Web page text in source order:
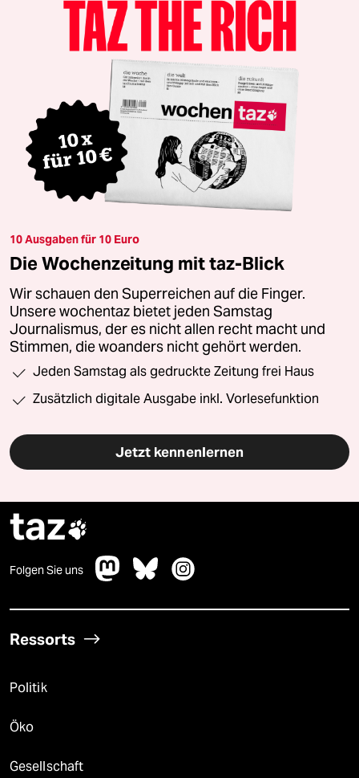
10 Ausgaben für 10 Euro
Die Wochenzeitung mit taz-Blick
Wir schauen den Superreichen auf die Finger.
Unsere wochentaz bietet jeden Samstag
Journalismus, der es nicht allen recht macht und
Stimmen, die woanders nicht gehört werden.
Jeden Samstag als gedruckte Zeitung frei Haus
Zusätzlich digitale Ausgabe inkl. Vorlesefunktion
Jetzt kennenlernen
taz
Folgen Sie uns
Ressorts
Politik
Öko
Gesellschaft